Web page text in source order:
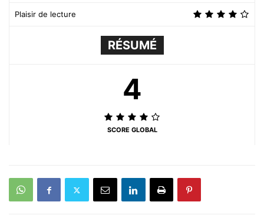
Plaisir de lecture
RÉSUMÉ
4
SCORE GLOBAL